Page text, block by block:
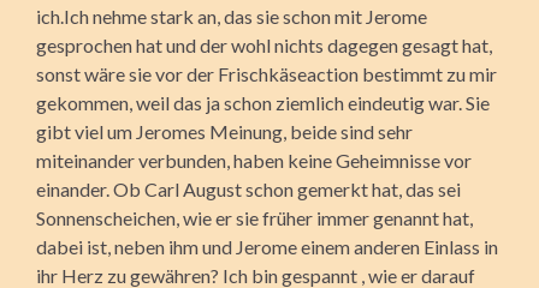
ich.Ich nehme stark an, das sie schon mit Jerome
gesprochen hat und der wohl nichts dagegen gesagt hat,
sonst wäre sie vor der Frischkäseaction bestimmt zu mir
gekommen, weil das ja schon ziemlich eindeutig war. Sie
gibt viel um Jeromes Meinung, beide sind sehr
miteinander verbunden, haben keine Geheimnisse vor
einander. Ob Carl August schon gemerkt hat, das sei
Sonnenscheichen, wie er sie früher immer genannt hat,
dabei ist, neben ihm und Jerome einem anderen Einlass in
ihr Herz zu gewähren? Ich bin gespannt , wie er darauf